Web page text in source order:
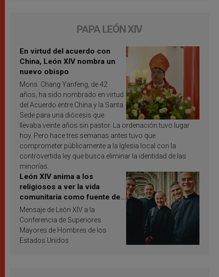
PAPA LEÓN XIV
En virtud del acuerdo con
China, León XIV nombra un
nuevo obispo
Mons. Chang Yanfeng, de 42
años, ha sido nombrado en virtud
del Acuerdo entre China y la Santa
Sede para una diócesis que
llevaba veinte años sin pastor. La ordenación tuvo lugar
hoy. Pero hace tres semanas antes tuvo que
comprometer públicamente a la Iglesia local con la
controvertida ley que busca eliminar la identidad de las
minorías.
León XIV anima a los
religiosos a ver la vida
comunitaria como fuente de
inspiración y santificación
Mensaje de León XIV a la
Conferencia de Superiores
Mayores de Hombres de los
Estados Unidos